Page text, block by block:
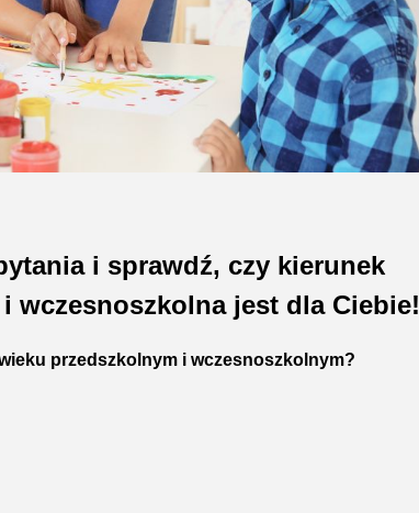
i sprawdź, czy kierunek
wczesnoszkolna jest dla Ciebie!
przedszkolnym i wczesnoszkolnym?